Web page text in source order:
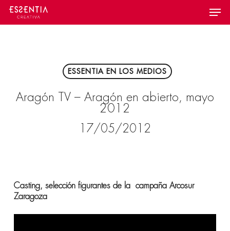
Skip
main
Menu
ESSENTIA EN LOS MEDIOS
Aragón TV – Aragón en abierto, mayo
2012
17/05/2012
Casting, selección figurantes de la campaña Arcosur
Zaragoza